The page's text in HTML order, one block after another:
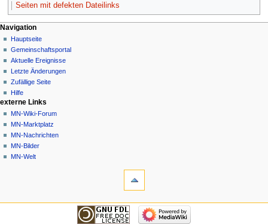
Seiten mit defekten Dateilinks
Navigationsmenü
Seitenaktionen
Seite
Diskussion
Lesen
Quelltext
anzeigen
Versionsgeschichte
Meine Werkzeuge
Nicht
angemeldet
Diskussionsseite
Beiträge
Anmelden
Navigation
Hauptseite
Gemeinschafts­portal
Aktuelle Ereignisse
Letzte Änderungen
Zufällige Seite
Hilfe
externe Links
MN-Wiki-Forum
MN-Marktplatz
MN-Nachrichten
MN-Bilder
MN-Welt
Navigation